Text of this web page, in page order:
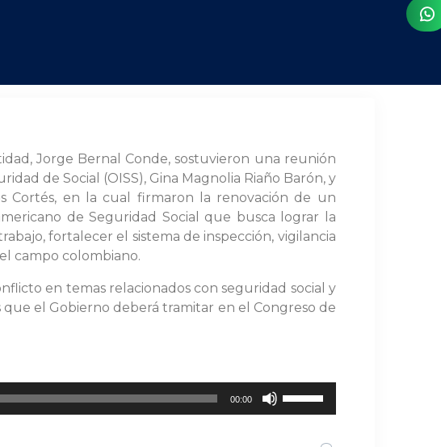
Jorge Bernal Conde, sostuvieron una reunión
de Social (OISS), Gina Magnolia Riaño Barón, y
Cortés, en la cual firmaron la renovación de un
de Seguridad Social que busca lograr la
fortalecer el sistema de inspección, vigilancia
campo colombiano.
en temas relacionados con seguridad social y
el Gobierno deberá tramitar en el Congreso de
00:00